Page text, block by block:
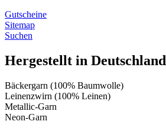
Gutscheine
Sitemap
Suchen
Hergestellt in Deutschland
Bäckergarn (100% Baumwolle)
Leinenzwirn (100% Leinen)
Metallic-Garn
Neon-Garn